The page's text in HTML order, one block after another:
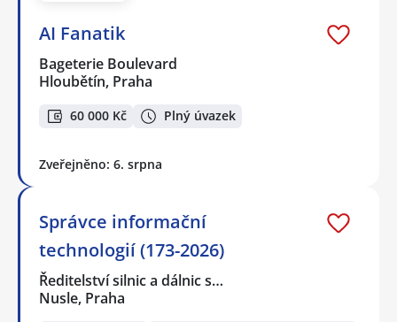
AI Fanatik
Bageterie Boulevard
Hloubětín, Praha
60 000 Kč Plný úvazek
Zveřejněno: 6. srpna
Správce informační
technologií (173-2026)
Ředitelství silnic a dálnic s…
Nusle, Praha